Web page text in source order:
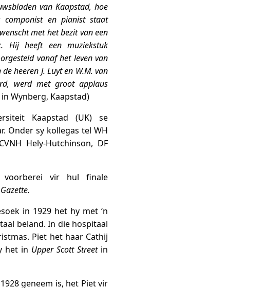
van Kaapstad, hoe
componist en pianist staat
met het bezit van een
Hij heeft een muziekstuk
vanaf het leven van
heeren J. Luyt en W.M. van
werd met groot applaus
in Wynberg, Kaapstad)
Kaapstad (UK) se
Onder sy kollegas tel WH
Hely-Hutchinson, DF
vir hul finale
in 1929 het hy met ‘n
beland. In die hospitaal
Piet het haar Cathij
het in Upper Scott Streetin
geneem is, het Piet vir